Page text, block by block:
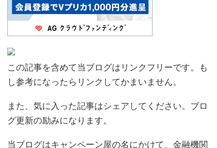
この記事を含めて当ブログはリンクフリーです。も
し参考になったらリンクしてかまいません。
また、気に入った記事はシェアしてください。ブロ
グ更新の励みになります。
当ブログはキャンペーン屋の名にかけて、金融機関